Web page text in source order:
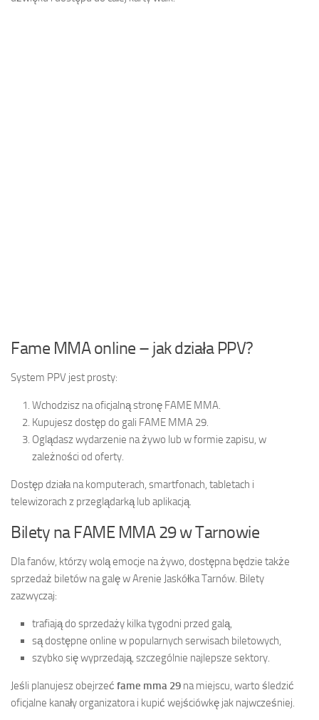
Fame MMA online – jak działa PPV?
System PPV jest prosty:
Wchodzisz na oficjalną stronę FAME MMA.
Kupujesz dostęp do gali FAME MMA 29.
Oglądasz wydarzenie na żywo lub w formie zapisu, w
zależności od oferty.
Dostęp działa na komputerach, smartfonach, tabletach i
telewizorach z przeglądarką lub aplikacją.
Bilety na FAME MMA 29 w Tarnowie
Dla fanów, którzy wolą emocje na żywo, dostępna będzie także
sprzedaż biletów na galę w Arenie Jaskółka Tarnów. Bilety
zazwyczaj:
trafiają do sprzedaży kilka tygodni przed galą,
są dostępne online w popularnych serwisach biletowych,
szybko się wyprzedają, szczególnie najlepsze sektory.
Jeśli planujesz obejrzeć fame mma 29 na miejscu, warto śledzić
oficjalne kanały organizatora i kupić wejściówkę jak najwcześniej.